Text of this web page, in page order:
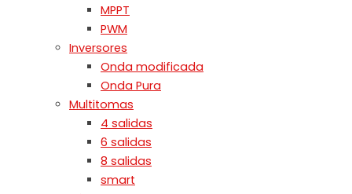
MPPT
PWM
Inversores
Onda modificada
Onda Pura
Multitomas
4 salidas
6 salidas
8 salidas
smart